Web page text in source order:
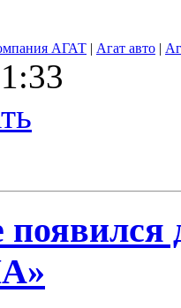
АГАТ | Агат авто |